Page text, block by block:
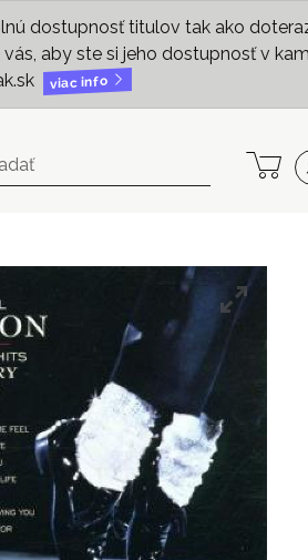
dostupnosť titulov tak ako
aby ste si jeho dostupnosť v
viac info